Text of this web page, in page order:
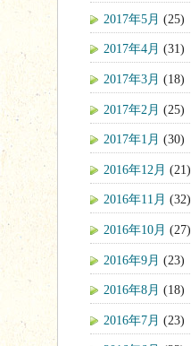
2017年5月 (25)
2017年4月 (31)
2017年3月 (18)
2017年2月 (25)
2017年1月 (30)
2016年12月 (21)
2016年11月 (32)
2016年10月 (27)
2016年9月 (23)
2016年8月 (18)
2016年7月 (23)